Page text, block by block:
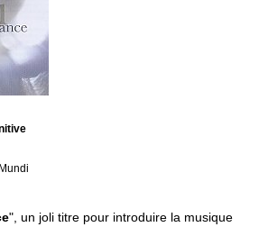
", un joli titre pour introduire la musique